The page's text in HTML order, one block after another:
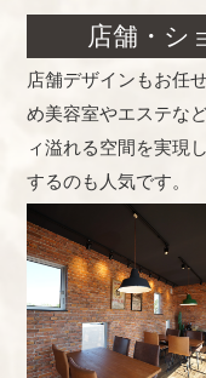
店舗・シ
店舗デザインもお任
め美容室やエステな
ィ溢れる空間を実現
するのも人気です。